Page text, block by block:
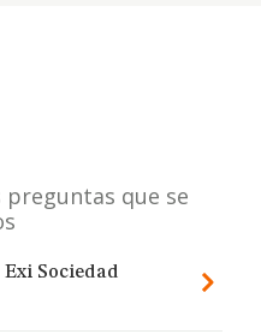
preguntas que se
Sociedad